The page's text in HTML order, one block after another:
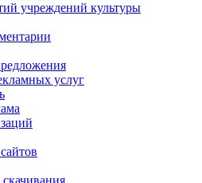
учреждений культуры
услуг